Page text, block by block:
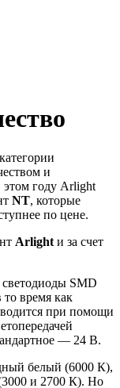
и
году Arlight
NT, которые
по цене.
Arlight и за счет
светодиоды SMD
время как
при помощи
— 24 В.
белый (6000 К),
и 2700 К). Но